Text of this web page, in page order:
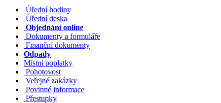
Úřední hodiny
Úřední deska
Objednání online
Dokumenty a formuláře
Finanční dokumenty
Odpady
Místní poplatky
Pohotovost
Veřejné zakázky
Povinné informace
Přestupky